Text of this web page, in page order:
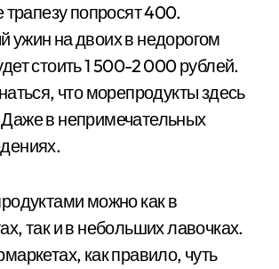
трапезу попросят 400.
ужин на двоих в недорогом
стоить 1 500-2 000 рублей.
что морепродукты здесь
в непримечательных
можно как в
так и в небольших лавочках.
как правило, чуть